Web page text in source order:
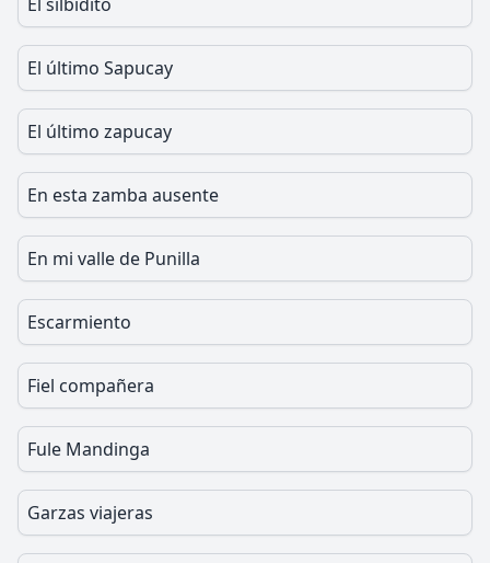
El último Sapucay
El último zapucay
En esta zamba ausente
En mi valle de Punilla
Escarmiento
Fiel compañera
Fule Mandinga
Garzas viajeras